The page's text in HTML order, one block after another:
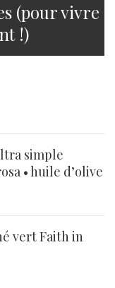
(pour vivre
!)
simple
• huile d’olive
vert Faith in